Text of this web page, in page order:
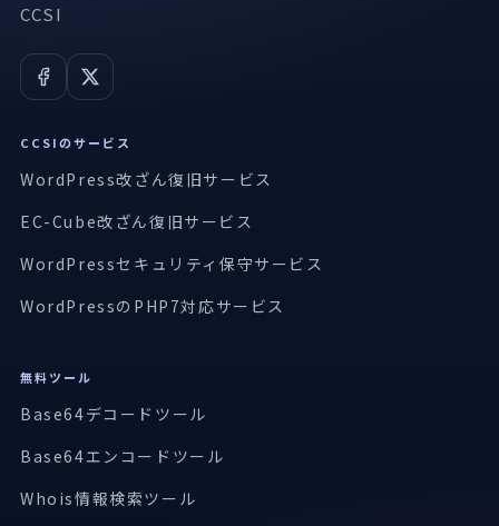
CCSI
CCSIのサービス
WordPress改ざん復旧サービス
EC-Cube改ざん復旧サービス
WordPressセキュリティ保守サービス
WordPressのPHP7対応サービス
無料ツール
Base64デコードツール
Base64エンコードツール
Whois情報検索ツール